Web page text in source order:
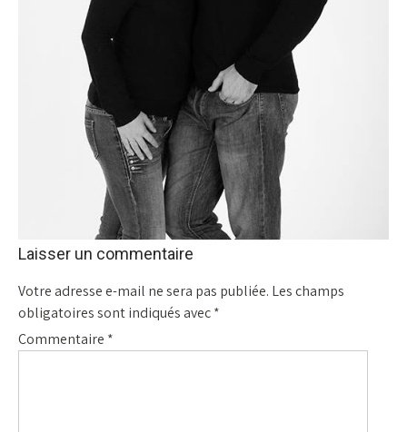
Laisser un commentaire
Votre adresse e-mail ne sera pas publiée. Les champs
obligatoires sont indiqués avec*
Commentaire *